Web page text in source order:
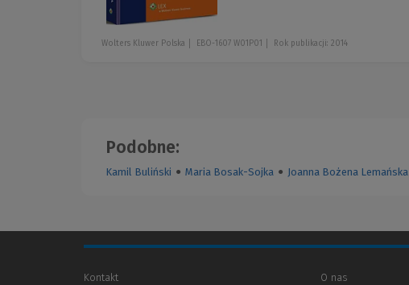
Wolters Kluwer Polska EBO-1607 W01P01 Rok publikacji: 2014
Podobne:
Kamil Buliński ● Maria Bosak-Sojka ● Joanna Bożena Lemańska
Kontakt
O nas